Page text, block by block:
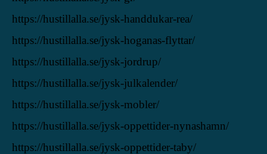
https://hustillalla.se/jysk-handdukar-rea/
https://hustillalla.se/jysk-hoganas-flyttar/
https://hustillalla.se/jysk-jordrup/
https://hustillalla.se/jysk-julkalender/
https://hustillalla.se/jysk-mobler/
https://hustillalla.se/jysk-oppettider-nynashamn/
https://hustillalla.se/jysk-oppettider-taby/